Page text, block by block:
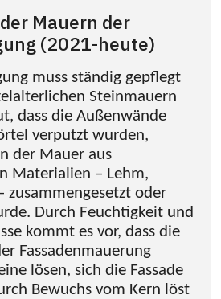
Mauern der
(2021-heute)
muss ständig gepflegt
Steinmauern
dass die Außenwände
verputzt wurden,
der Mauer aus
Materialien – Lehm,
zusammengesetzt oder
Durch Feuchtigkeit und
kommt es vor, dass die
Fassadenmauerung
lösen, sich die Fassade
Bewuchs vom Kern löst